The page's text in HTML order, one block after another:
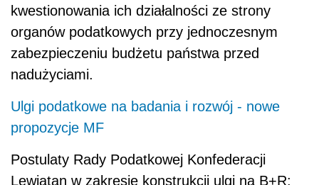
kwestionowania ich działalności ze strony
organów podatkowych przy jednoczesnym
zabezpieczeniu budżetu państwa przed
nadużyciami.
Ulgi podatkowe na badania i rozwój - nowe
propozycje MF
Postulaty Rady Podatkowej Konfederacji
Lewiatan w zakresie konstrukcji ulgi na B+R: